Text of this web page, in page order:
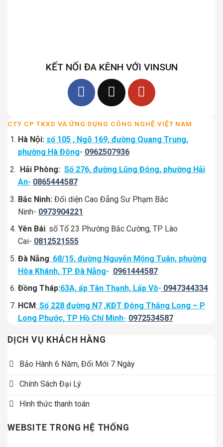
KẾT NỐI ĐA KÊNH VỚI VINSUN
CTY CP TKXD VÀ ỨNG DỤNG CÔNG NGHỆ VIỆT NAM
Hà Nội: số 105 , Ngõ 169, đường Quang Trung,
phường Hà Đông- 0962507936
Hải Phòng: Số 276, đường Lũng Đông, phường Hải
An- 0865444587
Bắc Ninh: Đối diện Cao Đẳng Sư Phạm Bắc
Ninh- 0973904221
Yên Bái: số Tổ 23 Phường Bắc Cường, TP Lào
Cai- 0812521555
Đà Nẵng: 68/15, đường Nguyễn Mộng Tuân, phường
Hòa Khánh, TP Đà Nẵng- 0961444587
Đồng Tháp:63A, ấp Tân Thạnh, Lấp Vò- 0947344334
HCM: Số 228 đường N7 ,KĐT Đông Thăng Long – P
Long Phước, TP Hồ Chí Minh- 0972534587
DỊCH VỤ KHÁCH HÀNG
Bảo Hành 6 Năm, Đổi Mới 7 Ngày
Chính Sách Đại Lý
Hình thức thanh toán
WEBSITE TRONG HỆ THỐNG